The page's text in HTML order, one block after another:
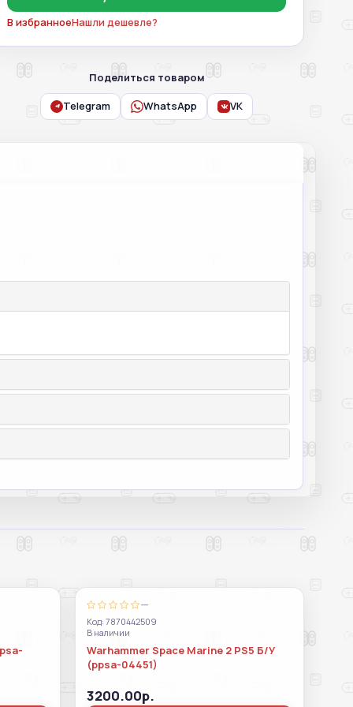
В избранноеНашли дешевле?
Поделиться товаром
Telegram WhatsApp VK
—
Код: 7870442509
В наличии
Warhammer Space Marine 2 PS5 Б/У
(ppsa-04451)
3200.00р.